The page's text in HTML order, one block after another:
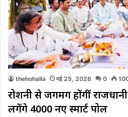
thehohalla मई 25, 2026 0
रोशनी से जगमग होंगीं
लगेंगे 4000 नए स्मार्ट पोल